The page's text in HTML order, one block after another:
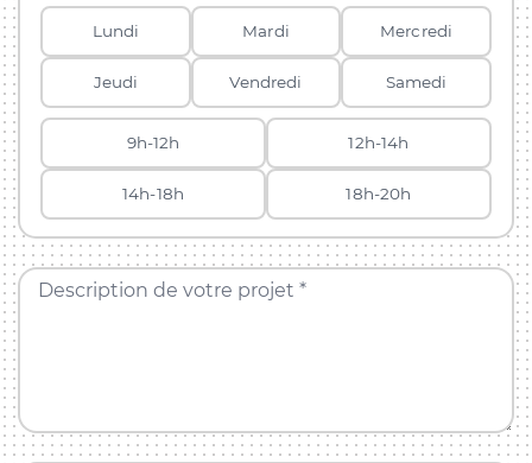
Lundi Mardi Mercredi
Jeudi Vendredi Samedi
9h-12h 12h-14h
14h-18h 18h-20h
Description de votre projet *